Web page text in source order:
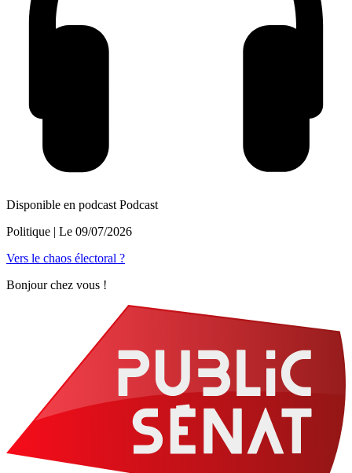
Disponible en podcast Podcast
Politique | Le 09/07/2026
Vers le chaos électoral ?
Bonjour chez vous !